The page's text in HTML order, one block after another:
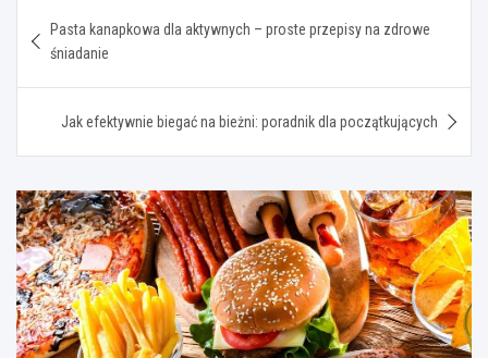
wpisu
Pasta kanapkowa dla aktywnych – proste przepisy na zdrowe
śniadanie
Jak efektywnie biegać na bieżni: poradnik dla początkujących